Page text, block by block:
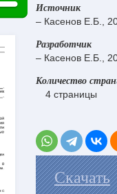
Источник
– Касенов Е.Б.,
Разработчик
– Касенов Е.Б.,
Количество
4 страницы
Скачать